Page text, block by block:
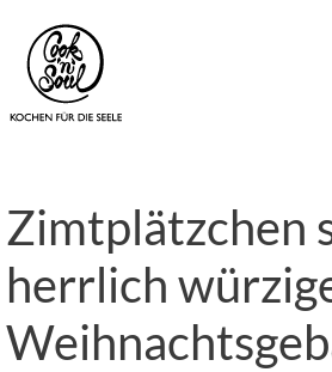
Zimtplätzchen
herrlich